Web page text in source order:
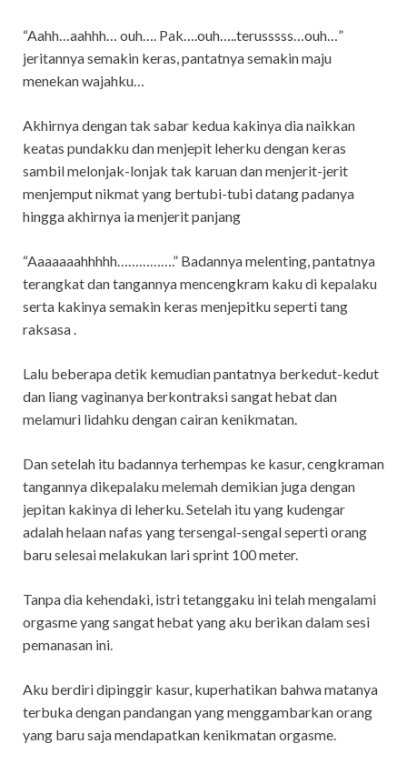
“Aahh…aahhh… ouh…. Pak….ouh…..terusssss…ouh…”
jeritannya semakin keras, pantatnya semakin maju
menekan wajahku…
Akhirnya dengan tak sabar kedua kakinya dia naikkan
keatas pundakku dan menjepit leherku dengan keras
sambil melonjak-lonjak tak karuan dan menjerit-jerit
menjemput nikmat yang bertubi-tubi datang padanya
hingga akhirnya ia menjerit panjang
“Aaaaaaahhhhh…………….” Badannya melenting, pantatnya
terangkat dan tangannya mencengkram kaku di kepalaku
serta kakinya semakin keras menjepitku seperti tang
raksasa .
Lalu beberapa detik kemudian pantatnya berkedut-kedut
dan liang vaginanya berkontraksi sangat hebat dan
melamuri lidahku dengan cairan kenikmatan.
Dan setelah itu badannya terhempas ke kasur, cengkraman
tangannya dikepalaku melemah demikian juga dengan
jepitan kakinya di leherku. Setelah itu yang kudengar
adalah helaan nafas yang tersengal-sengal seperti orang
baru selesai melakukan lari sprint 100 meter.
Tanpa dia kehendaki, istri tetanggaku ini telah mengalami
orgasme yang sangat hebat yang aku berikan dalam sesi
pemanasan ini.
Aku berdiri dipinggir kasur, kuperhatikan bahwa matanya
terbuka dengan pandangan yang menggambarkan orang
yang baru saja mendapatkan kenikmatan orgasme.